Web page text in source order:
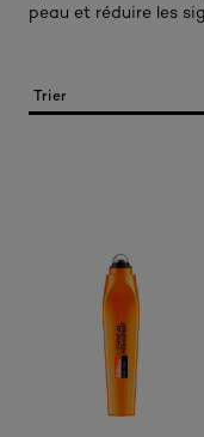
peau et réduire les